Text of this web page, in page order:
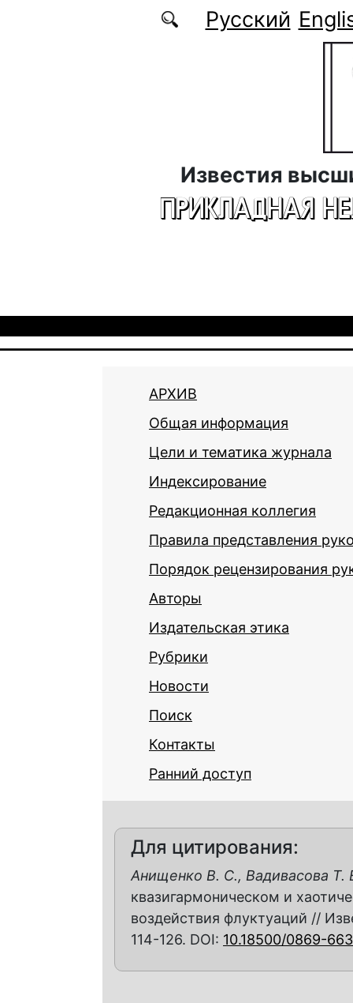
Перейти к основному содержаниюРусский
Известия
ПРИКЛАДНАЯ
АРХИВ
Общая информация
Цели и тематика журнала
Индексирование
Редакционная коллегия
Правила представления
Порядок рецензирования
Авторы
Издательская этика
Рубрики
Новости
Поиск
Контакты
Ранний доступ
Для цитирования:
Анищенко В. С., Вадивасова Т.
квазигармоническом и
воздействия флуктуаций //
114-126. DOI: 10.18500/0869-